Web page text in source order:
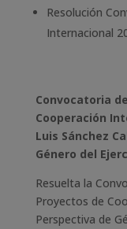
Resolución
Internacional
Convocatoria
Cooperación
Luis Sánchez
Género del
Resuelta la
Proyectos de
Perspectiva de